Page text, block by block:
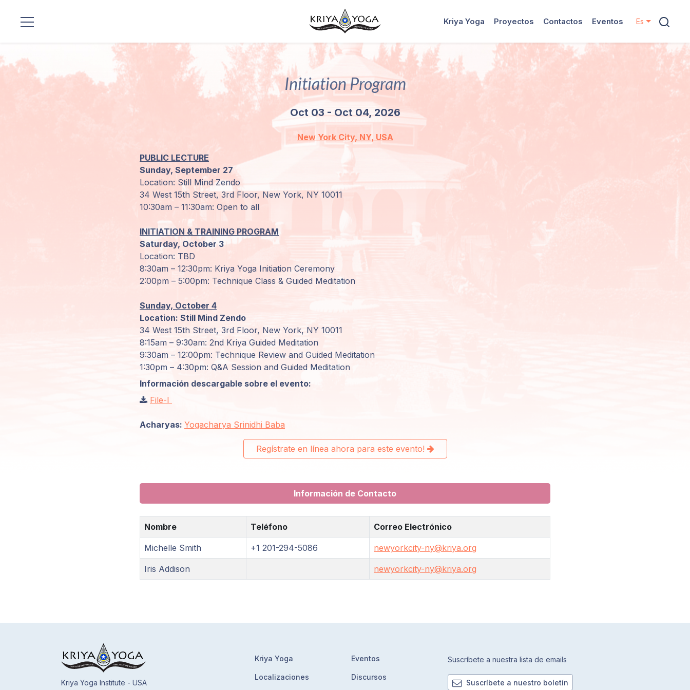
Nuestro
Kriya Yoga Proyectos Contactos Eventos Es
Initiation Program
Oct 03 - Oct 04, 2026
New York City, NY, USA
PUBLIC LECTURE
Sunday, September 27
Location: Still Mind Zendo
34 West 15th Street, 3rd Floor, New York, NY 10011
10:30am – 11:30am: Open to all
INITIATION & TRAINING PROGRAM
Saturday, October 3
Location: TBD
8:30am – 12:30pm: Kriya Yoga Initiation Ceremony
2:00pm – 5:00pm: Technique Class & Guided Meditation
Sunday, October 4
Location: Still Mind Zendo
34 West 15th Street, 3rd Floor, New York, NY 10011
8:15am – 9:30am: 2nd Kriya Guided Meditation
9:30am – 12:00pm: Technique Review and Guided Meditation
1:30pm – 4:30pm: Q&A Session and Guided Meditation
Información descargable sobre el evento:
File-I
Acharyas: Yogacharya Srinidhi Baba
Regístrate en línea ahora para este evento!
Información de Contacto
Nombre Teléfono Correo Electrónico
Michelle Smith +1 201-294-5086 newyorkcity-ny@kriya.org
Iris Addison newyorkcity-ny@kriya.org
Kriya Yoga Institute - USA
Kriya Yoga
Localizaciones
Eventos
Discursos
Suscríbete a nuestra lista de emails
Suscríbete a nuestro boletín